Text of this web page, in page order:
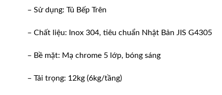
– Sử dụng: Tủ Bếp Trên
– Chất liệu: Inox 304, tiêu chuẩn Nhật Bản JIS G4305
– Bề mặt: Mạ chrome 5 lớp, bóng sáng
– Tải trọng: 12kg (6kg/tầng)